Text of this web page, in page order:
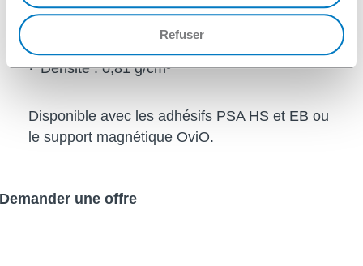
Refuser
Épaisseur : 0,30 mm
Dureté en l’état : 96° Shore A
Densité : 0,81 g/cm³
Disponible avec les adhésifs PSA HS et EB ou
le support magnétique OviO.
une offre